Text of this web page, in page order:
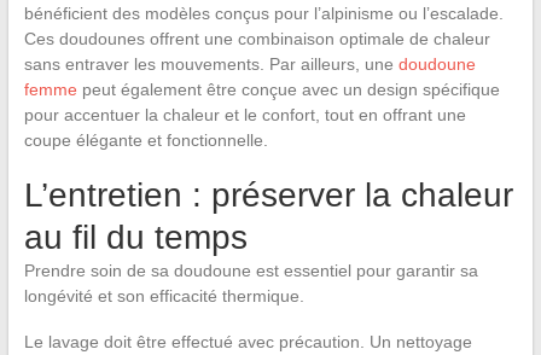
bénéficient des modèles conçus pour l’alpinisme ou l’escalade.
Ces doudounes offrent une combinaison optimale de chaleur
sans entraver les mouvements. Par ailleurs, une doudoune
femme peut également être conçue avec un design spécifique
pour accentuer la chaleur et le confort, tout en offrant une
coupe élégante et fonctionnelle.
L’entretien : préserver la chaleur
au fil du temps
Prendre soin de sa doudoune est essentiel pour garantir sa
longévité et son efficacité thermique.
Le lavage doit être effectué avec précaution. Un nettoyage